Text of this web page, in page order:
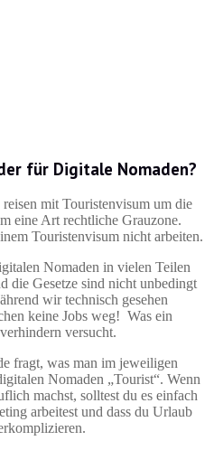
für Digitale Nomaden?
mit Touristenvisum um die
eine Art rechtliche Grauzone.
Touristenvisum nicht arbeiten.
Nomaden in vielen Teilen
die Gesetze sind nicht unbedingt
wir technisch gesehen
keine Jobs weg! Was ein
versucht.
fragt, was man im jeweiligen
Nomaden „Tourist“. Wenn
machst, solltest du es einfach
arbeitest und dass du Urlaub